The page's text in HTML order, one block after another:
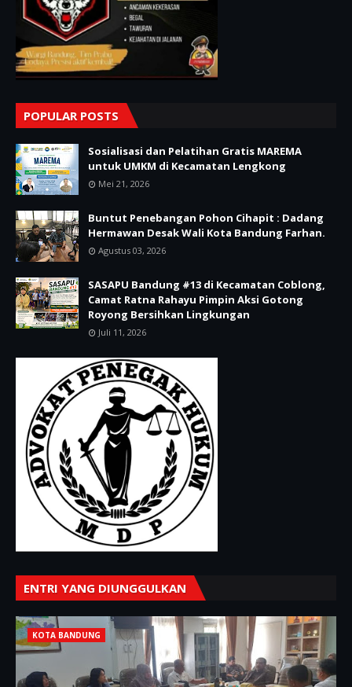
POPULAR POSTS
Sosialisasi dan Pelatihan Gratis MAREMA
untuk UMKM di Kecamatan Lengkong
Mei 21, 2026
Buntut Penebangan Pohon Cihapit : Dadang
Hermawan Desak Wali Kota Bandung Farhan.
Agustus 03, 2026
SASAPU Bandung #13 di Kecamatan Coblong,
Camat Ratna Rahayu Pimpin Aksi Gotong
Royong Bersihkan Lingkungan
Juli 11, 2026
ENTRI YANG DIUNGGULKAN
KOTA BANDUNG